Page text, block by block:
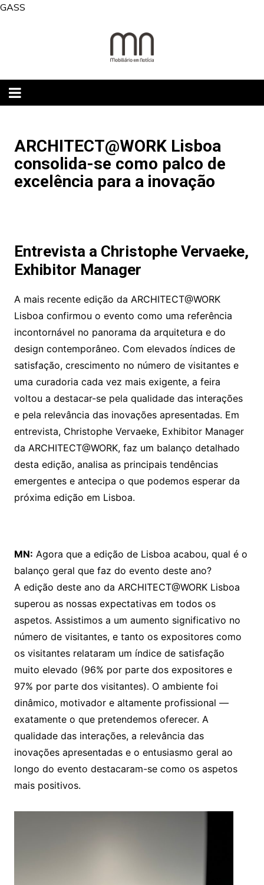
GASS
ARCHITECT@WORK Lisboa
consolida-se como palco de
excelência para a inovação
Entrevista a Christophe Vervaeke,
Exhibitor Manager
A mais recente edição da ARCHITECT@WORK
Lisboa confirmou o evento como uma referência
incontornável no panorama da arquitetura e do
design contemporâneo. Com elevados índices de
satisfação, crescimento no número de visitantes e
uma curadoria cada vez mais exigente, a feira
voltou a destacar-se pela qualidade das interações
e pela relevância das inovações apresentadas. Em
entrevista, Christophe Vervaeke, Exhibitor Manager
da ARCHITECT@WORK, faz um balanço detalhado
desta edição, analisa as principais tendências
emergentes e antecipa o que podemos esperar da
próxima edição em Lisboa.
MN: Agora que a edição de Lisboa acabou, qual é o
balanço geral que faz do evento deste ano?
A edição deste ano da ARCHITECT@WORK Lisboa
superou as nossas expectativas em todos os
aspetos. Assistimos a um aumento significativo no
número de visitantes, e tanto os expositores como
os visitantes relataram um índice de satisfação
muito elevado (96% por parte dos expositores e
97% por parte dos visitantes). O ambiente foi
dinâmico, motivador e altamente profissional —
exatamente o que pretendemos oferecer. A
qualidade das interações, a relevância das
inovações apresentadas e o entusiasmo geral ao
longo do evento destacaram-se como os aspetos
mais positivos.